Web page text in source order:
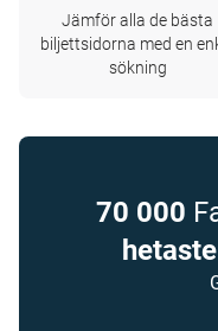
Jämför alla de bästa
biljettsidorna med en
sökning
70 000
hetaste